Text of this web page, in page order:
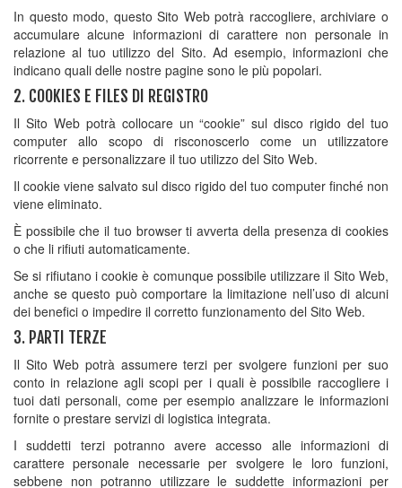
In questo modo, questo Sito Web potrà raccogliere, archiviare o
accumulare alcune informazioni di carattere non personale in
relazione al tuo utilizzo del Sito. Ad esempio, informazioni che
indicano quali delle nostre pagine sono le più popolari.
2. COOKIES E FILES DI REGISTRO
Il Sito Web potrà collocare un “cookie” sul disco rigido del tuo
computer allo scopo di risconoscerlo come un utilizzatore
ricorrente e personalizzare il tuo utilizzo del Sito Web.
Il cookie viene salvato sul disco rigido del tuo computer finché non
viene eliminato.
È possibile che il tuo browser ti avverta della presenza di cookies
o che li rifiuti automaticamente.
Se si rifiutano i cookie è comunque possibile utilizzare il Sito Web,
anche se questo può comportare la limitazione nell’uso di alcuni
dei benefici o impedire il corretto funzionamento del Sito Web.
3. PARTI TERZE
Il Sito Web potrà assumere terzi per svolgere funzioni per suo
conto in relazione agli scopi per i quali è possibile raccogliere i
tuoi dati personali, come per esempio analizzare le informazioni
fornite o prestare servizi di logistica integrata.
I suddetti terzi potranno avere accesso alle informazioni di
carattere personale necessarie per svolgere le loro funzioni,
sebbene non potranno utilizzare le suddette informazioni per